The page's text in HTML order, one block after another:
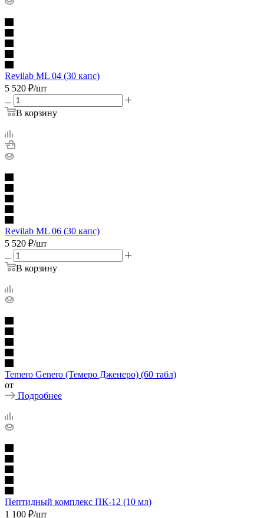
Revilab ML 04 (30 капс)
5 520 ₽/шт
В корзину
Revilab ML 06 (30 капс)
5 520 ₽/шт
В корзину
Temero Genero (Темеро Дженеро) (60 табл)
от
Подробнее
Пептидный комплекс ПК-12 (10 мл)
1 100 ₽/шт